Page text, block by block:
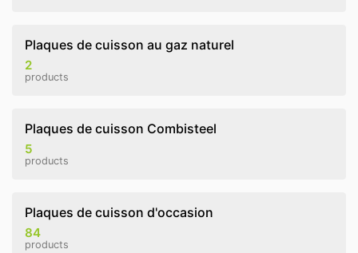
Plaques de cuisson au gaz naturel
2
products
Plaques de cuisson Combisteel
5
products
Plaques de cuisson d'occasion
84
products